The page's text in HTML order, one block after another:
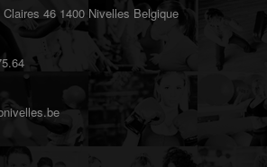
46 1400 Nivelles Belgique